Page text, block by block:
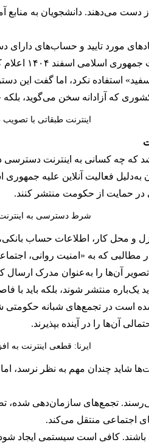
دست می‌دهند. دانشجویان به منابع
مورد تایید و حساب‌های
بهتر پیام» را دارند، دسترسی ویژه اینترنتی فراهم کرده است.
استفاده نکرد، اما گفت این
که آزادانه سخن می‌گوید،
اینترنت طبقاتی با
که چه کسانی به اینترنت دسترسی
به‌دلیل فعالیت آنلاین علیه
در حمایت از حکومت منتشر کنند.
شرط دسترسی به
و محل کار، اطلاعات حساب
آن‌ها را به‌عنوان مدرک ارسال
یک‌باره منتشر شوند، بلکه باید با
شده است در تجمع‌های شبانه
آن‌ها را در آینده بپذیرند.
ایرنا: قطعی اینترنت
شاید چندان مهم به نظر نرسد،
تجمع‌های سازمان‌دهی‌ شده،
اجتماعی منتقل می‌کند.
کافی است سیستمی ایجاد